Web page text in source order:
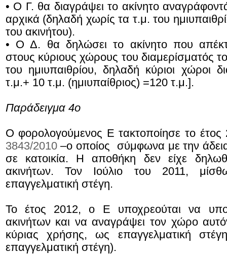
• Ο Γ. θα διαγράψει το ακίνητο
αρχικά (δηλαδή χωρίς τα τ.μ. του
του ακινήτου).
• Ο Δ. θα δηλώσει το ακίνητο που
στους κύριους χώρους του διαμερίσματός
του ημιυπαιθρίου, δηλαδή κύριοι χώροι
τ.μ.+ 10 τ.μ. (ημιυπαίθριος) =120 τ.μ.].
Παράδειγμα 4ο
Ο φορολογούμενος Ε τακτοποίησε το έτος
3843/2010–ο οποίος σύμφωνα με την
σε κατοικία. Η αποθήκη δεν είχε
ακινήτων. Τον Ιούλιο του 2011,
επαγγελματική στέγη.
Το έτος 2012, ο Ε υποχρεούται να
ακινήτων και να αναγράψει τον χώρο
κύριας χρήσης, ως επαγγελματική
επαγγελματική στέγη).